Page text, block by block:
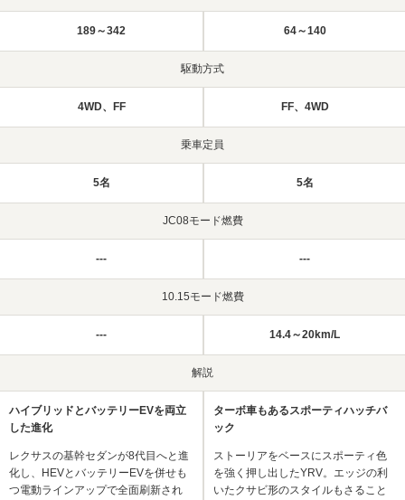
189～342 64～140
駆動方式
4WD、FF FF、4WD
乗車定員
5名 5名
JC08モード燃費
--- ---
10.15モード燃費
--- 14.4～20km/L
解説
ハイブリッドとバッテリーEVを両立
した進化
レクサスの基幹セダンが8代目へと進
化し、HEVとバッテリーEVを併せも
つ電動ラインアップで全面刷新され
ターボ車もあるスポーティハッチバ
ック
ストーリアをベースにスポーティ色
を強く押し出したYRV。エッジの利
いたクサビ形のスタイルもさること